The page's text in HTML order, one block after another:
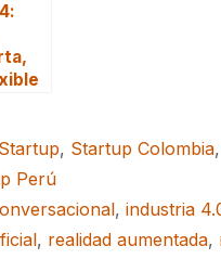
, Startup Colombia,
Perú
, industria
, realidad aumentada,